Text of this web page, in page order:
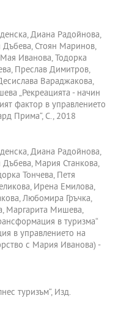
Диана Радойнова,
Дъбева, Стоян Маринов,
Иванова, Тодорка
Преслав Димитров,
Вараджакова,
„Рекреацията - начин
фактор в управлението
Прима“, С., 2018
Диана Радойнова,
Мария Станкова,
Тончева, Петя
Ирена Емилова,
Любомира Гръчка,
Маргарита Мишева,
в туризма“
в управлението на
с Мария Иванова) -
туризъм“, Изд.